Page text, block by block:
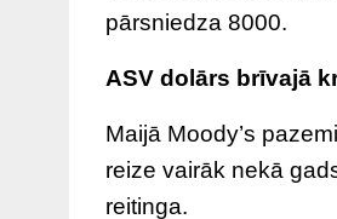
pārsniedza 8000.
ASV dolārs brīvajā
Maijā Moody’s
reize vairāk nekā
reitinga.